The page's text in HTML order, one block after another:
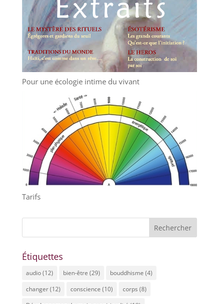
Pour une écologie intime du vivant
Tarifs
Étiquettes
audio(12) bien-être (29) bouddhisme (4)
changer(12) conscience (10) corps (8)